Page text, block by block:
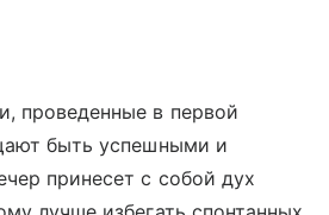
проведенные в первой
быть успешными и
принесет с собой дух